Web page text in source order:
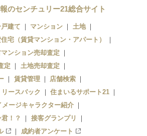
のセンチュリー21総合サイト
建て マンション
土地
宅（賃貸マンション・アパート）
ンション売却査定
定
土地売却査定
賃貸管理
店舗検索
リースバック
住まいるサポート21
メージキャラクター紹介
！？
接客グランプリ
成約者アンケート